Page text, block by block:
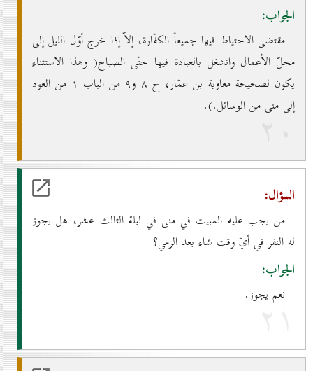
الجواب:
مقتضى الاحتياط فيها جميعاً الكفّارة، إلاّ إذا خرج أوّل الليل إلى
محلّ الأعمال وانشغل بالعبادة فيها حتّى الصباح( وهذا الاستثناء
يكون لصحيحة معاوية بن عمّار، ح ۸ و۹ من الباب ۱ من العود
إلى منى من الوسائل.).
۲٠
السؤال:
من يجب عليه المبيت في منى في ليلة الثالث عشر، هل يجوز
له النفر في أيّ وقت شاء بعد الرمي؟
الجواب:
نعم يجوز.
۲۱